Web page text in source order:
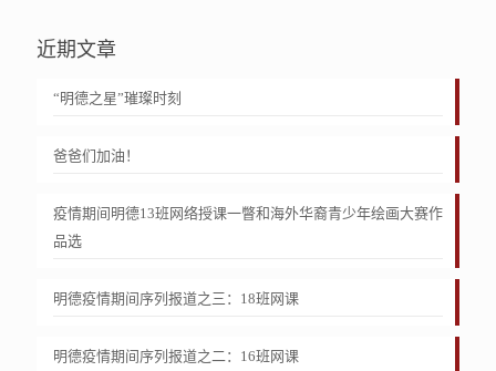
近期文章
“明德之星”璀璨时刻
爸爸们加油！
疫情期间明德13班网络授课一瞥和海外华裔青少年绘画大赛作
品选
明德疫情期间序列报道之三：18班网课
明德疫情期间序列报道之二：16班网课